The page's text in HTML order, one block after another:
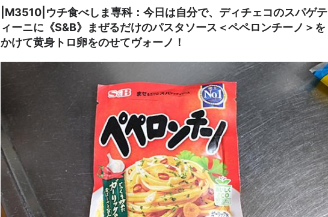
|M3510|ウチ食べしま専科：今日は自分で、ディチェコのスパゲテ
ィーニに《S&B》まぜるだけのパスタソース＜ペペロンチーノ＞を
かけて黄身トロ卵をのせてヴォーノ！